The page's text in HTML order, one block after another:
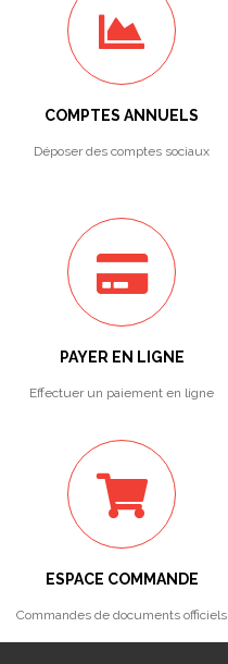
COMPTES ANNUELS
Déposer des comptes sociaux
PAYER EN LIGNE
Effectuer un paiement en ligne
ESPACE COMMANDE
Commandes de documents officiels